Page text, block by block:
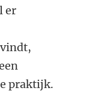
er
praktijk.